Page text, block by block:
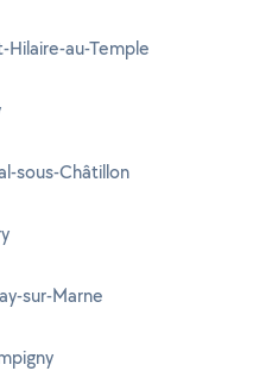
Hilaire-au-Temple
sous-Châtillon
sur-Marne